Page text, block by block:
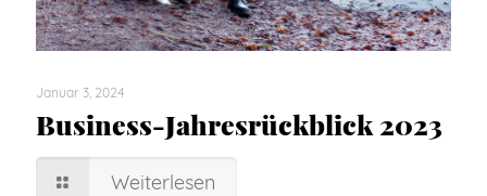
Januar 3, 2024
Business-Jahresrückblick 2023
Weiterlesen